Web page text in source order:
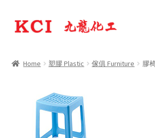
Skip
to
Skip
to
Home 塑膠 Plastic 傢俱 Furniture 膠